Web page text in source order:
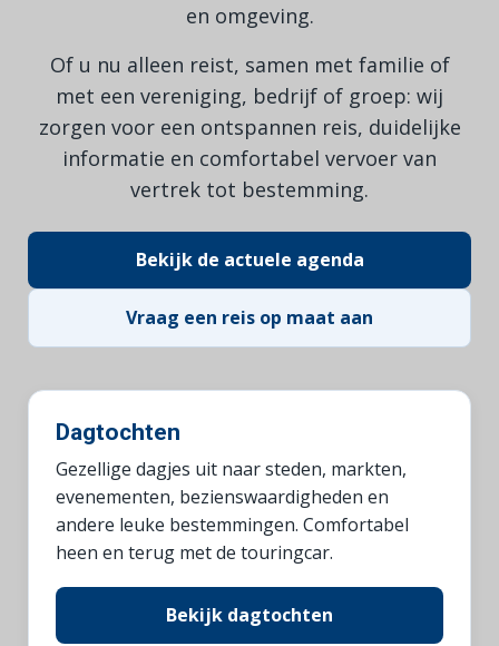
en omgeving.
Of u nu alleen reist, samen met familie of
met een vereniging, bedrijf of groep: wij
zorgen voor een ontspannen reis, duidelijke
informatie en comfortabel vervoer van
vertrek tot bestemming.
Bekijk de actuele agenda
Vraag een reis op maat aan
Dagtochten
Gezellige dagjes uit naar steden, markten,
evenementen, bezienswaardigheden en
andere leuke bestemmingen. Comfortabel
heen en terug met de touringcar.
Bekijk dagtochten